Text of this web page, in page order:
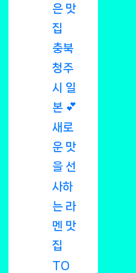
은 맛
집
충북
청주
시 일
본 💕
새로
운 맛
을 선
사하
는 라
멘 맛
집
TO